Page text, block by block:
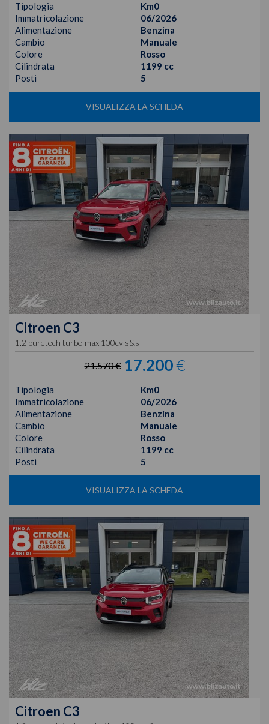
Tipologia
Km0
Immatricolazione
06/2026
Alimentazione
Benzina
Cambio
Manuale
Colore
Rosso
Cilindrata
1199 cc
Posti
5
VISUALIZZA LA SCHEDA
Citroen C3
1.2 puretech turbo max 100cv s&s
21.570 € 17.200€
Tipologia
Km0
Immatricolazione
06/2026
Alimentazione
Benzina
Cambio
Manuale
Colore
Rosso
Cilindrata
1199 cc
Posti
5
VISUALIZZA LA SCHEDA
Citroen C3